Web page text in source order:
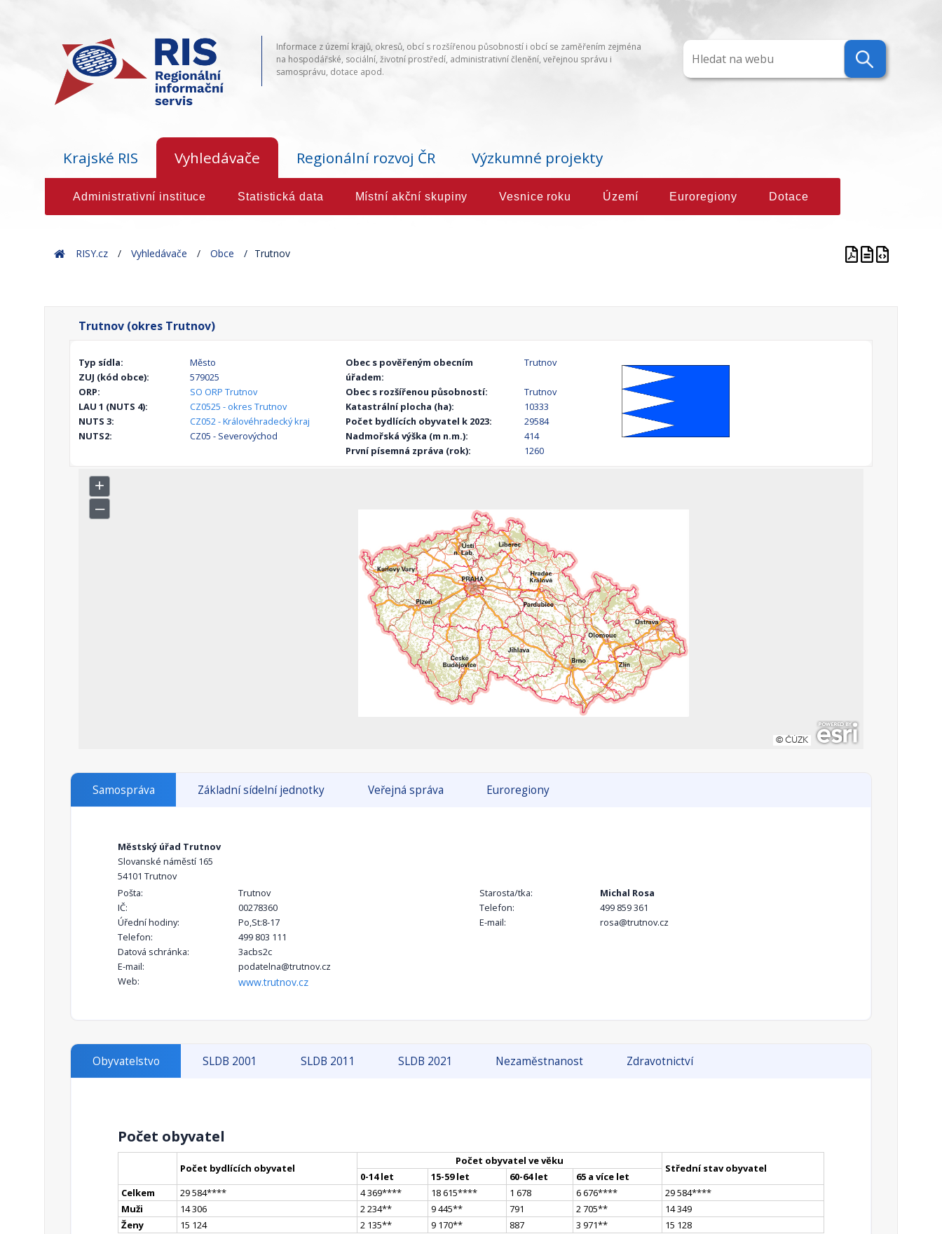
Informace z území krajů, okresů, obcí s rozšířenou působností i obcí se zaměřením zejména
na hospodářské, sociální, životní prostředí, administrativní členění, veřejnou správu i
samosprávu, dotace apod.
Krajské RIS Vyhledávače Regionální rozvoj ČR Výzkumné projekty
Administrativní instituce Statistická data Místní akční skupiny Vesnice roku Území Euroregiony Dotace
HomeRISY.cz Vyhledávače Obce Trutnov
Trutnov (okres Trutnov)
Typ sídla:
Město
ZUJ (kód obce):
579025
ORP:
SO ORP Trutnov
LAU 1 (NUTS 4):
CZ0525 - okres Trutnov
NUTS 3:
CZ052 - Královéhradecký kraj
NUTS2:
CZ05 - Severovýchod
Obec s pověřeným obecním
úřadem:
Trutnov
Obec s rozšířenou působností:
Trutnov
Katastrální plocha (ha):
10333
Počet bydlících obyvatel k 2023:
29584
Nadmořská výška (m n.m.):
414
První písemná zpráva (rok):
1260
Samospráva Základní sídelní jednotky Veřejná správa Euroregiony
Městský úřad Trutnov
Slovanské náměstí 165
54101 Trutnov
Pošta:
Trutnov
IČ:
00278360
Úřední hodiny:
Po,St:8-17
Telefon:
499 803 111
Datová schránka:
3acbs2c
E-mail:
podatelna@trutnov.cz
Web:
www.trutnov.cz
Starosta/tka:
Michal Rosa
Telefon:
499 859 361
E-mail:
rosa@trutnov.cz
Obyvatelstvo SLDB 2001 SLDB 2011 SLDB 2021 Nezaměstnanost Zdravotnictví
Počet obyvatel
Počet bydlících obyvatel
Počet obyvatel ve věku
Střední stav obyvatel
0-14 let 15-59 let 60-64 let
65 a více let
Celkem
29 584**** 4 369**** 18 615**** 1 678 6 676**** 29 584****
Muži
14 306 2 234** 9 445** 791 2 705**
14 349
Ženy
15 124 2 135** 9 170** 887 3 971**
15 128